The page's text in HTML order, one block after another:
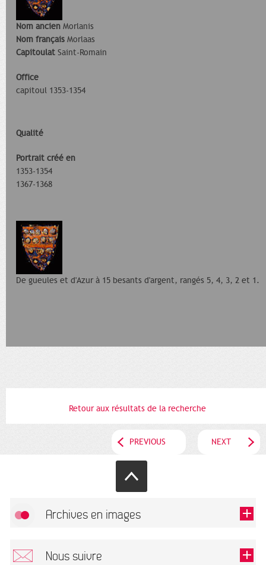
Nom ancien Morlanis
Nom français Morlaas
Capitoulat Saint-Romain
Office
capitoul 1353-1354
Qualité
Portrait créé en
1353-1354
1367-1368
De gueules et d'Azur à 15 besants d'argent, rangés 5, 4, 3, 2 et 1.
Retour aux résultats de la recherche
PREVIOUS NEXT
Archives en images
Nous suivre